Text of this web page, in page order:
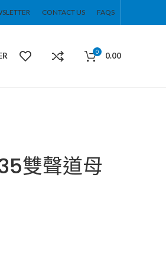
CONTACT US FAQS
0 0.00
雙聲道母